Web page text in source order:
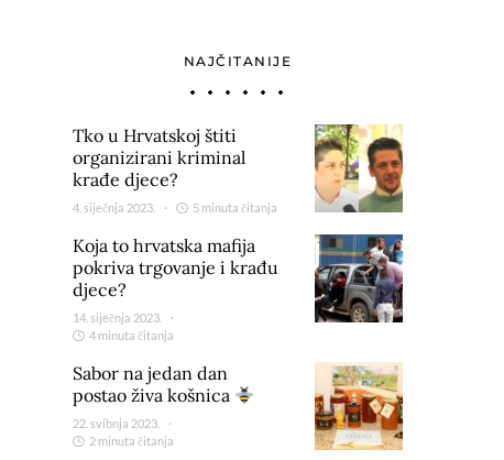
NAJČITANIJE
Tko u Hrvatskoj štiti
organizirani kriminal
krađe djece?
4. siječnja 2023. 5 minuta čitanja
Koja to hrvatska mafija
pokriva trgovanje i krađu
djece?
14. siječnja 2023.
4 minuta čitanja
Sabor na jedan dan
postao živa košnica
22. svibnja 2023.
2 minuta čitanja